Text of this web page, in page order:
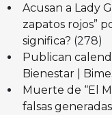
Acusan a Lady
zapatos rojos”
significa? (278)
Publican
Bienestar |
Muerte de “El
falsas